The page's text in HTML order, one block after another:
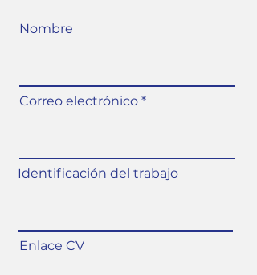
Nombre
Correo electrónico
Identificación del trabajo
Enlace CV